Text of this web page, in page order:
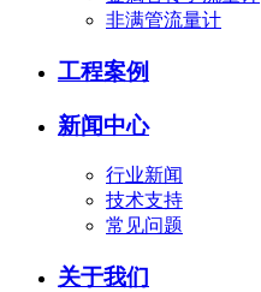
非满管流量计
工程案例
新闻中心
行业新闻
技术支持
常见问题
关于我们